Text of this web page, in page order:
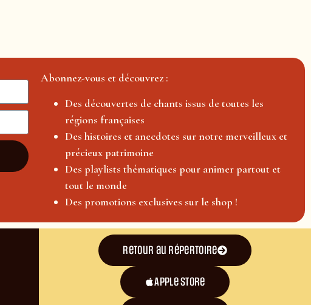
Abonnez-vous et découvrez :
Des découvertes de chants issus de toutes les
régions françaises
Des histoires et anecdotes sur notre merveilleux et
précieux patrimoine
Des playlists thématiques pour animer partout et
tout le monde
Des promotions exclusives sur le shop !
Retour au répertoire
Apple Store